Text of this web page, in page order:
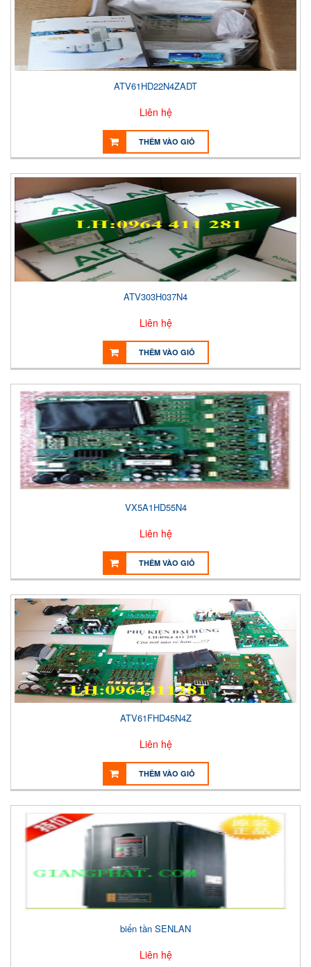
ATV61HD22N4ZADT
Liên hệ
THÊM VÀO GIỎ
ATV303H037N4
Liên hệ
THÊM VÀO GIỎ
VX5A1HD55N4
Liên hệ
THÊM VÀO GIỎ
ATV61FHD45N4Z
Liên hệ
THÊM VÀO GIỎ
biến tần SENLAN
Liên hệ